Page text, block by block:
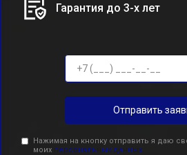
Гарантия до 3-х лет
Отправить
Нажимая на кнопку отправить я даю
моих персональных данных.